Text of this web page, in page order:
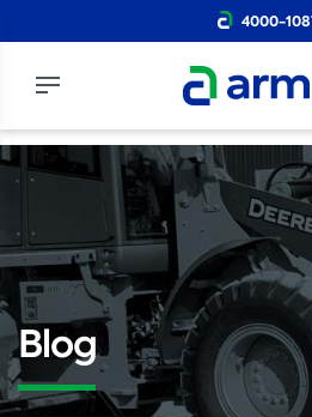
4000-
Blog